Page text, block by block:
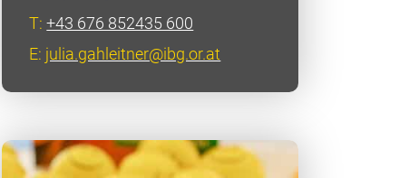
T: +43 676 852435 600
E: julia.gahleitner@ibg.or.at